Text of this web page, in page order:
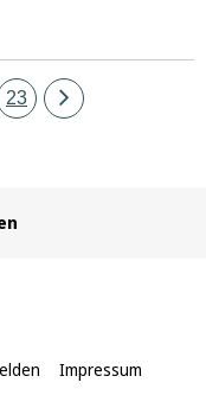
Seite
23
Eine
Impressum